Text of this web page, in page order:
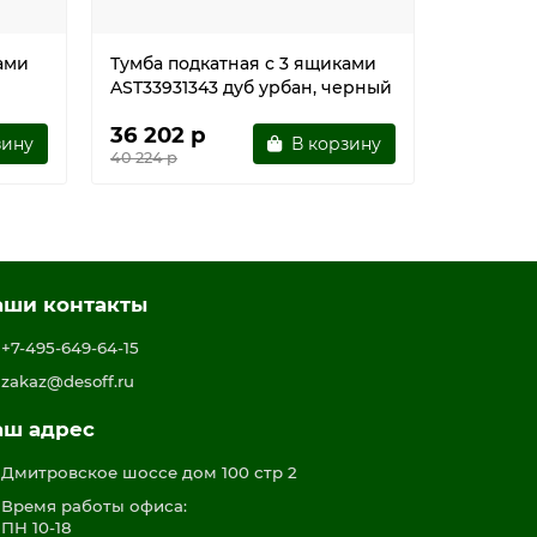
Тумба подкатная с 3 ящиками
AST33931343 дуб урбан, черный
36 202 р
40 224 р
В корзину
контакты
+7-495-649-64-15
zakaz@desoff.ru
адрес
Дмитровское шоссе дом 100 стр 2
Время работы офиса:
ПН 10-18